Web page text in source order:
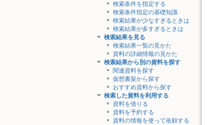
検索条件を指定する
検索条件指定の基礎知識
検索結果が少なすぎるときは
検索結果が多すぎるときは
検索結果を見る
検索結果一覧の見かた
資料の詳細情報の見かた
検索結果から別の資料を探す
関連資料を探す
仮想書架から探す
おすすめ資料から探す
検索した資料を利用する
資料を借りる
資料を予約する
資料の情報を使って依頼する